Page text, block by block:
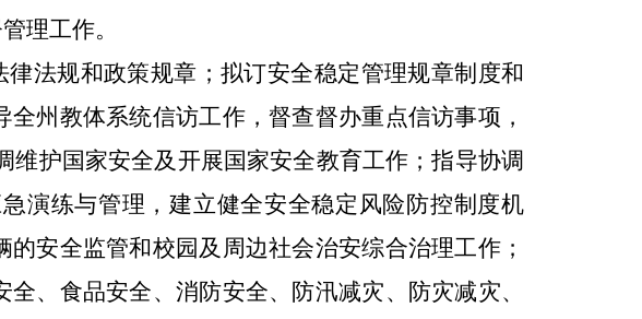
理工作。
法规和政策规章；拟订安全稳定管理规章制度和
州教体系统信访工作，督查督办重点信访事项，
护国家安全及开展国家安全教育工作；指导协调
演练与管理，建立健全安全稳定风险防控制度机
安全监管和校园及周边社会治安综合治理工作；
、食品安全、消防安全、防汛减灾、防灾减灾、